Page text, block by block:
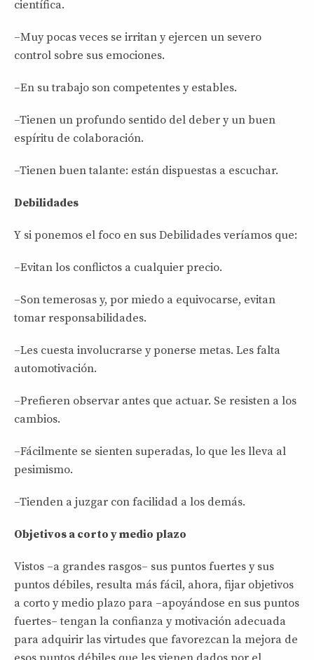
científica.
–Muy pocas veces se irritan y ejercen un severo
control sobre sus emociones.
–En su trabajo son competentes y estables.
–Tienen un profundo sentido del deber y un buen
espíritu de colaboración.
–Tienen buen talante: están dispuestas a escuchar.
Debilidades
Y si ponemos el foco en sus Debilidades veríamos que:
–Evitan los conflictos a cualquier precio.
–Son temerosas y, por miedo a equivocarse, evitan
tomar responsabilidades.
–Les cuesta involucrarse y ponerse metas. Les falta
automotivación.
–Prefieren observar antes que actuar. Se resisten a los
cambios.
–Fácilmente se sienten superadas, lo que les lleva al
pesimismo.
–Tienden a juzgar con facilidad a los demás.
Objetivos a corto y medio plazo
Vistos –a grandes rasgos– sus puntos fuertes y sus
puntos débiles, resulta más fácil, ahora, fijar objetivos
a corto y medio plazo para –apoyándose en sus puntos
fuertes– tengan la confianza y motivación adecuada
para adquirir las virtudes que favorezcan la mejora de